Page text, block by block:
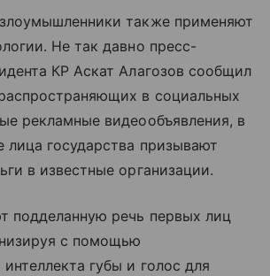
также применяют
Не так давно пресс-
КР Аскат Алагозов сообщил
в социальных
рекламные видеообъявления, в
лица государства призывают
в известные организации.
подделанную речь первых лиц
с помощью
интеллекта губы и голос для